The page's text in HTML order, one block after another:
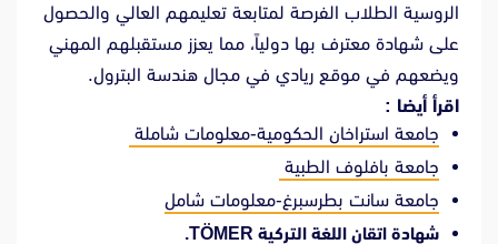
الروسية الطلاب الفرصة لمتابعة تعليمهم العالي والحصول
على شهادة معترف بها دولياً، مما يعزز مستقبلهم المهني
ويضعهم في موقع ريادي في مجال هندسة البترول.
اقرأ أيضا :
جامعة استراخان الحكومية-معلومات شاملة
جامعة بافلوف الطبية
جامعة سانت بطرسبرغ-معلومات شامل
شهادة اتقان اللغة التركية TÖMER.